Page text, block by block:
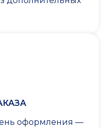
оформления —